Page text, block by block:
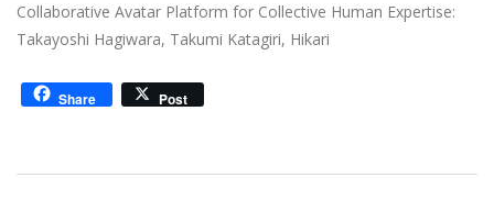
Collaborative Avatar Platform for Collective Human Expertise:
Takayoshi Hagiwara, Takumi Katagiri, Hikari
Share Post